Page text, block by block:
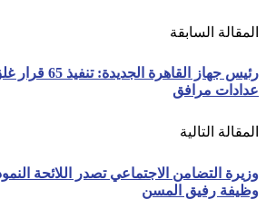
المقالة السابقة
رئيس جهاز
عدادات مرافق
المقالة التالية
وزيرة التضامن الاجتماعي تصدر اللائحة
وظيفة رفيق المسن